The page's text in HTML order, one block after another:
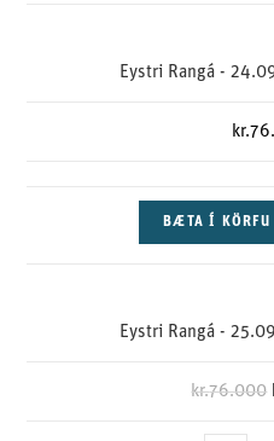
Eystri Rangá -
kr.
BÆTA Í KÖRFU
Eystri Rangá -
kr.76.000